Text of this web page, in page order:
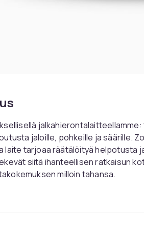
jaloille, pohkeille ja säärille.
laite tarjoaa räätälöityä helpotusta
siitä ihanteellisen ratkaisun
milloin tahansa.